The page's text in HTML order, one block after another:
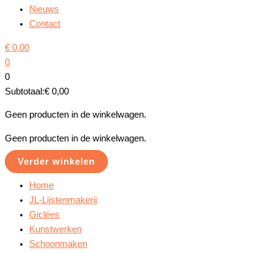
Nieuws
Contact
€ 0,00
0
0
Subtotaal:€ 0,00
Geen producten in de winkelwagen.
Geen producten in de winkelwagen.
Verder winkelen
Home
JL-Lijstenmakerij
Giclées
Kunstwerken
Schoonmaken